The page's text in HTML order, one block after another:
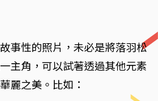
事性的照片，未必是將落羽松
主角，可以試著透過其他元素
麗之美。比如：